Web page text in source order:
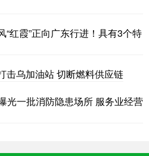
红霞”正向广东行进！具有3个特
击乌加油站 切断燃料供应链
光一批消防隐患场所 服务业经营